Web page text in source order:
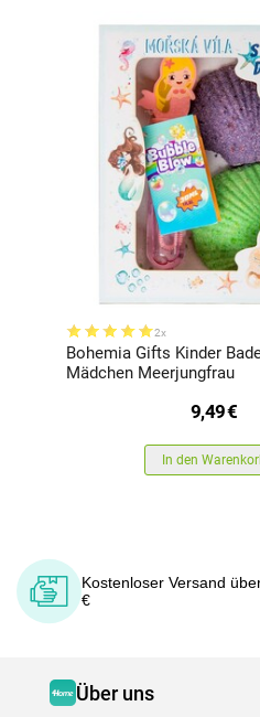
2x
Bohemia Gifts Kinder
Mädchen Meerjungfrau
9,49€
In den
Kostenloser Versand
€
Über uns